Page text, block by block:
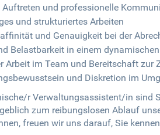
Auftreten und professionelle
und strukturiertes Arbeiten
und Genauigkeit bei der
Belastbarkeit in einem
Arbeit im Team und Bereitschaft zur
und Diskretion im
r Verwaltungsassistent/in sind
zum reibungslosen Ablauf
freuen wir uns darauf, Sie